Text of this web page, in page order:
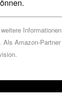
. Als Amazon-